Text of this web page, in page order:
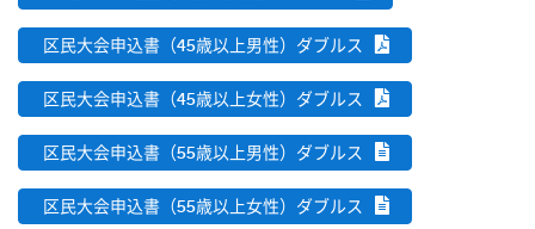
区民大会申込書（45歳以上男性）ダブルス
区民大会申込書（45歳以上女性）ダブルス
区民大会申込書（55歳以上男性）ダブルス
区民大会申込書（55歳以上女性）ダブルス